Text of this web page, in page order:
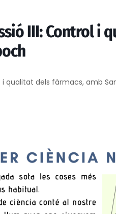
III: Control i
i qualitat dels fàrmacs, amb